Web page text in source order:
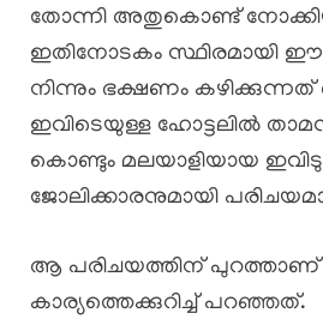
തോന്നി അതുകൊണ്ട്
ഇതിനോടകം സ്ഥിരമായി ഈ
നിന്നും ഭക്ഷണം
ഇവിടെയുള്ള ഹോട്ടലിൽ
കൊണ്ടും മലയാളിയായ
ജോലിക്കാരനുമായി
ആ പരിചയത്തിന്
കാര്യത്തെക്കുറിച്ച് പറഞ്ഞത്.